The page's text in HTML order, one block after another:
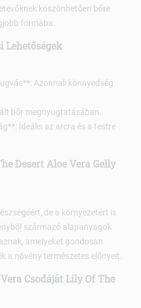
köszönhetően bőre
formába.
Lehetőségek
Azonnali könnyedség
bőr megnyugtatásában.
Ideális az arcra és a testre
Desert Aloe Vera Gelly
de a környezetért is
származó alapanyagok
amelyeket gondosan
a növény természetes előnyeit.
Csodáját Lily Of The